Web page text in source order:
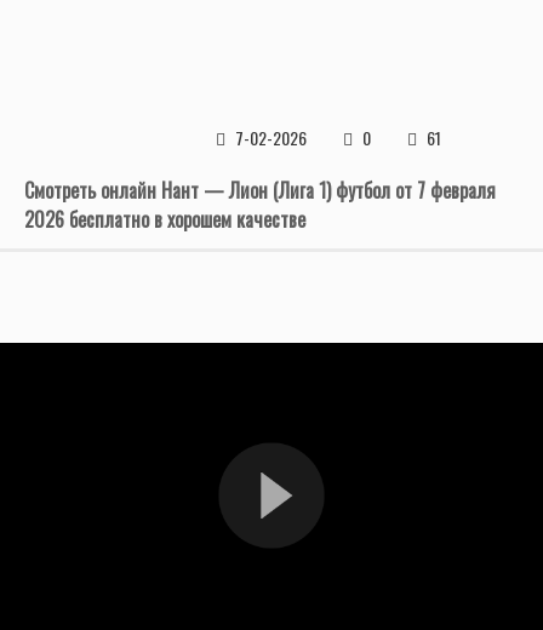
7-02-2026 0 61
Смотреть онлайн Нант — Лион (Лига 1) футбол от 7 февраля
2026 бесплатно в хорошем качестве